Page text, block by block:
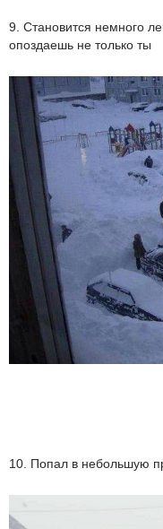
9. Становится немного
опоздаешь не только ты
10. Попал в небольшую